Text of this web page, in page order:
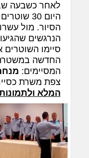
לאחר כשבעה
היום 30
הסיור. מול
הנרגשים
סיימו
החדשה
המסיימים:
צפת משרת
המלא